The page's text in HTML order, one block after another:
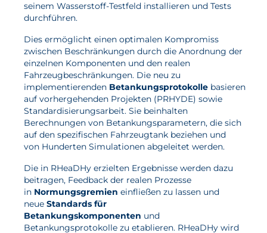
Für die Presse
seinem Wasserstoff-Testfeld installieren und Tests
durchführen.
Dies ermöglicht einen optimalen Kompromiss
zwischen Beschränkungen durch die Anordnung der
einzelnen Komponenten und den realen
Fahrzeugbeschränkungen. Die neu zu
implementierenden Betankungsprotokolle basieren
auf vorhergehenden Projekten (PRHYDE) sowie
Standardisierungsarbeit. Sie beinhalten
Berechnungen von Betankungsparametern, die sich
auf den spezifischen Fahrzeugtank beziehen und
von Hunderten Simulationen abgeleitet werden.
Die in RHeaDHy erzielten Ergebnisse werden dazu
beitragen, Feedback der realen Prozesse
in Normungsgremien einfließen zu lassen und
neue Standards für
Betankungskomponenten und
Betankungsprotokolle zu etablieren. RHeaDHy wird